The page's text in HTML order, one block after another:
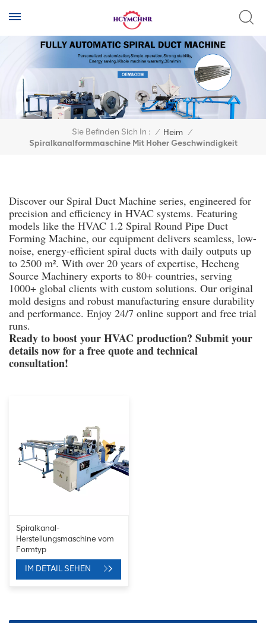
Sie Befinden Sich In : / Heim /
Spiralkanalformmaschine Mit Hoher Geschwindigkeit
Discover our Spiral Duct Machine series, engineered for
precision and efficiency in HVAC systems. Featuring
models like the HVAC 1.2 Spiral Round Pipe Duct
Forming Machine, our equipment delivers seamless, low-
noise, energy-efficient spiral ducts with daily outputs up
to 2500 m². With over 20 years of expertise, Hecheng
Source Machinery exports to 80+ countries, serving
1000+ global clients with custom solutions. Our original
mold designs and robust manufacturing ensure durability
and performance. Enjoy 24/7 online support and free trial
runs.
Ready to boost your HVAC production? Submit your
details now for a free quote and technical
consultation!
Spiralkanal-
Herstellungsmaschine vom
Formtyp
IM DETAIL SEHEN